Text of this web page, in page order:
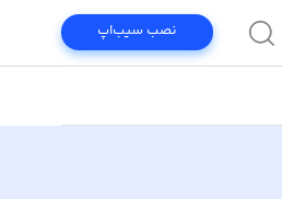
نصب سیب‌اپ